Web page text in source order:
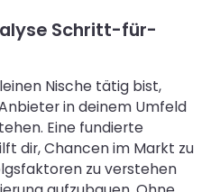
Schritt-für-
Nische tätig bist,
in deinem Umfeld
Eine fundierte
dir, Chancen im Markt zu
zu verstehen